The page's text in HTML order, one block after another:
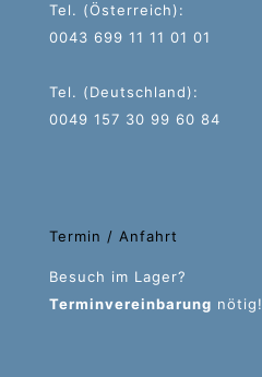
Tel. (Österreich):
0043 699 11 11 01 01
Tel. (Deutschland):
0049 157 30 99 60 84
Termin / Anfahrt
Besuch im Lager?
Terminvereinbarung nötig!